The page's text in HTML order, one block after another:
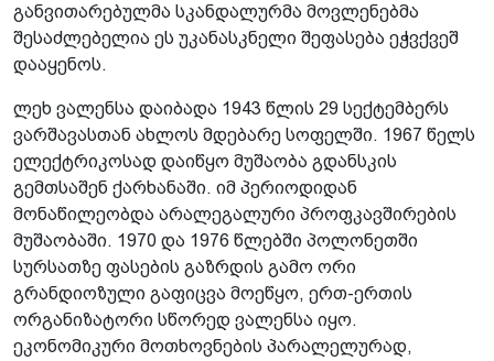
განვითარებულმა სკანდალურმა მოვლენებმა
შესაძლებელია ეს უკანასკნელი შეფასება ეჭვქვეშ
დააყენოს.
ლეხ ვალენსა დაიბადა 1943 წლის 29 სექტემბერს
ვარშავასთან ახლოს მდებარე სოფელში. 1967 წელს
ელექტრიკოსად დაიწყო მუშაობა გდანსკის
გემთსაშენ ქარხანაში. იმ პერიოდიდან
მონაწილეობდა არალეგალური პროფკავშირების
მუშაობაში. 1970 და 1976 წლებში პოლონეთში
სურსათზე ფასების გაზრდის გამო ორი
გრანდიოზული გაფიცვა მოეწყო, ერთ-ერთის
ორგანიზატორი სწორედ ვალენსა იყო.
ეკონომიკური მოთხოვნების პარალელურად,